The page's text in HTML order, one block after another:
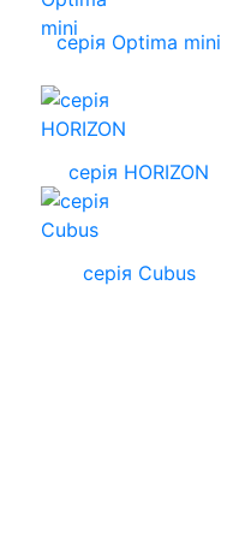
серія Optima mini
cерія HORIZON
серія Cubus